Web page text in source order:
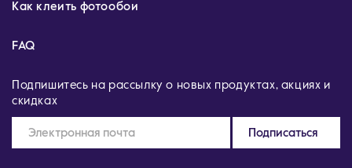
Как клеить фотообои
FAQ
Подпишитесь на рассылку о новых продуктах, акциях и
скидках
Подписаться